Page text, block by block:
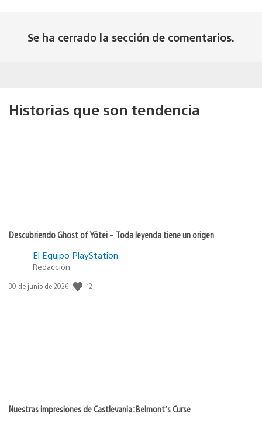
Se ha cerrado la sección de comentarios.
Historias que son tendencia
Descubriendo Ghost of Yōtei – Toda leyenda tiene un origen
El Equipo PlayStation
Redacción
Fecha
30 de junio de 2026 12
Nuestras impresiones de Castlevania: Belmont’s Curse